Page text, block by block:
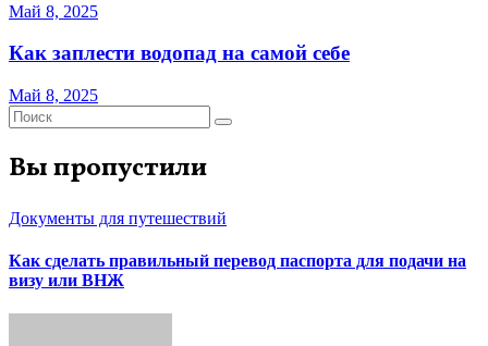
Май 8, 2025
Как заплести водопад на самой себе
Май 8, 2025
Вы пропустили
Документы для путешествий
Как сделать правильный перевод паспорта для подачи на
визу или ВНЖ